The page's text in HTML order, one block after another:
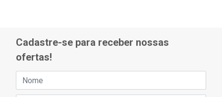
Cadastre-se para receber nossas
ofertas!